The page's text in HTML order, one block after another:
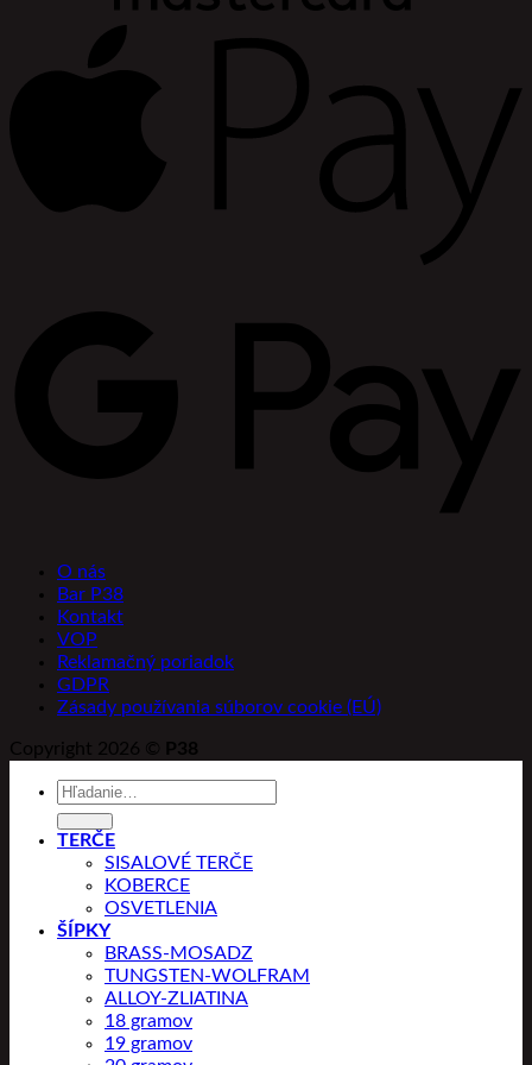
O nás
Bar P38
Kontakt
VOP
Reklamačný poriadok
GDPR
Zásady používania súborov cookie (EÚ)
Copyright 2026 © P38
Hľadať:
TERČE
SISALOVÉ TERČE
KOBERCE
OSVETLENIA
ŠÍPKY
BRASS-MOSADZ
TUNGSTEN-WOLFRAM
ALLOY-ZLIATINA
18 gramov
19 gramov